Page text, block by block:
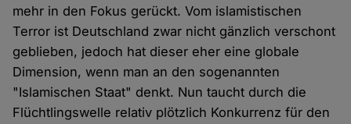
mehr in den Fokus gerückt. Vom islamistischen
Terror ist Deutschland zwar nicht gänzlich verschont
geblieben, jedoch hat dieser eher eine globale
Dimension, wenn man an den sogenannten
"Islamischen Staat" denkt. Nun taucht durch die
Flüchtlingswelle relativ plötzlich Konkurrenz für den